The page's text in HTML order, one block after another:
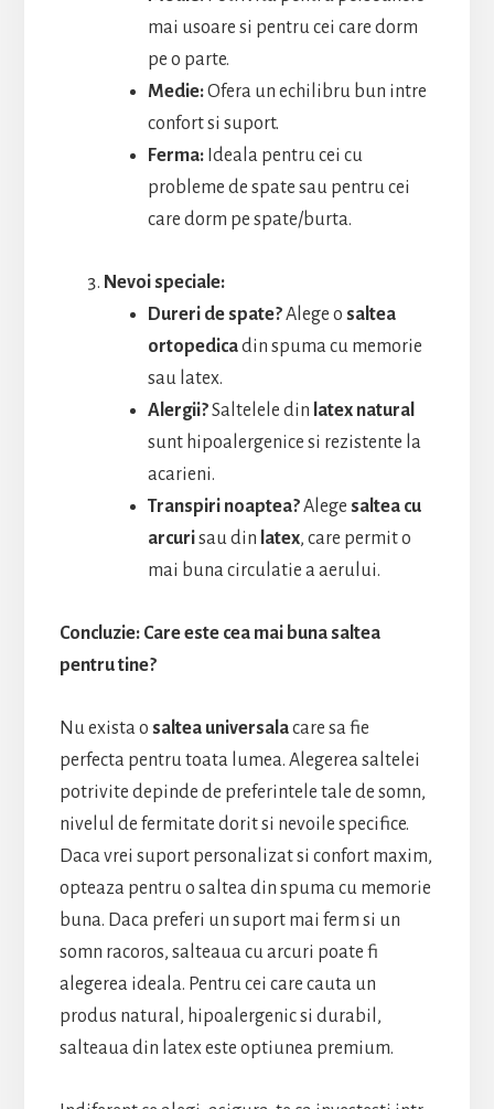
mai usoare si pentru cei care dorm
pe o parte.
Medie:Ofera un echilibru bun intre
confort si suport.
Ferma:Ideala pentru cei cu
probleme de spate sau pentru cei
care dorm pe spate/burta.
Nevoi speciale:
Dureri de spate?Alege o saltea
ortopedicadin spuma cu memorie
sau latex.
Alergii?Saltelele din latex natural
sunt hipoalergenice si rezistente la
acarieni.
Transpiri noaptea?Alege saltea cu
arcurisau din latex, care permit o
mai buna circulatie a aerului.
Concluzie: Care este cea mai buna saltea
pentru tine?
Nu exista o saltea universalacare sa fie
perfecta pentru toata lumea. Alegerea saltelei
potrivite depinde de preferintele tale de somn,
nivelul de fermitate dorit si nevoile specifice.
Daca vrei suport personalizat si confort maxim,
opteaza pentru o saltea din spuma cu memorie
buna. Daca preferi un suport mai ferm si un
somn racoros, salteaua cu arcuri poate fi
alegerea ideala. Pentru cei care cauta un
produs natural, hipoalergenic si durabil,
salteaua din latex este optiunea premium.